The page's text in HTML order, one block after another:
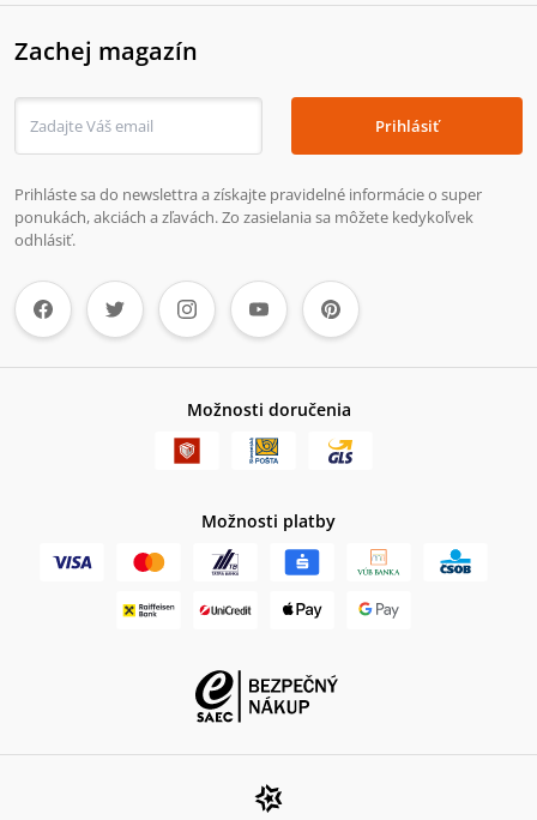
Zachej magazín
Prihlásiť
Prihláste sa do newslettra a získajte pravidelné informácie o super
ponukách, akciách a zľavách. Zo zasielania sa môžete kedykoľvek
odhlásiť.
Možnosti doručenia
Možnosti platby